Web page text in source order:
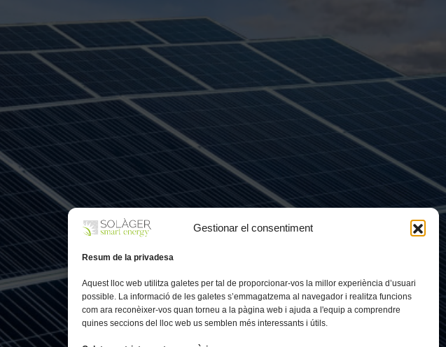
Gestionar el consentiment
Resum de la privadesa
Aquest lloc web utilitza galetes per tal de proporcionar-vos la millor experiència d’usuari
possible. La informació de les galetes s’emmagatzema al navegador i realitza funcions
com ara reconèixer-vos quan torneu a la pàgina web i ajuda a l'equip a comprendre
quines seccions del lloc web us semblen més interessants i útils.